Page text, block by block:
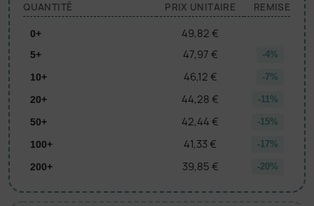
QUANTITÉ PRIX UNITAIRE REMISE
0+ 49,82 €
5+ 47,97 € -4%
10+ 46,12 € -7%
20+ 44,28 € -11%
50+ 42,44 € -15%
100+ 41,33 € -17%
200+ 39,85 € -20%